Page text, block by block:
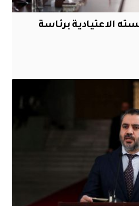
الاعتيادية برئاسة